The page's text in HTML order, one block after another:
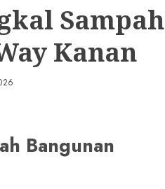
Sampah
Kanan
Bangunan